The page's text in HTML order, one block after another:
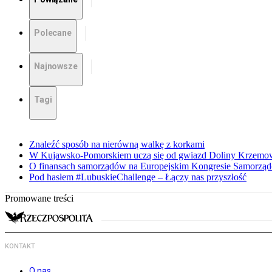
Polecane
Najnowsze
Tagi
Znaleźć sposób na nierówną walkę z korkami
W Kujawsko-Pomorskiem uczą się od gwiazd Doliny
O finansach samorządów na Europejskim Kongresie
Pod hasłem #LubuskieChallenge – Łączy nas przyszłość
Promowane treści
KONTAKT